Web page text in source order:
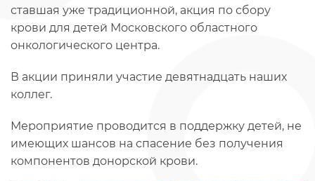
ставшая уже традиционной, акция по сбору
крови для детей Московского областного
онкологического центра.
В акции приняли участие девятнадцать наших
коллег.
Мероприятие проводится в поддержку детей, не
имеющих шансов на спасение без получения
компонентов донорской крови.